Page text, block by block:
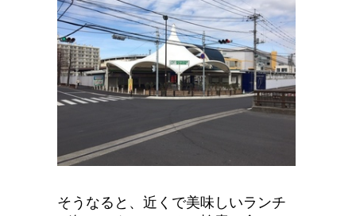
そうなると、近くで美味しいランチ